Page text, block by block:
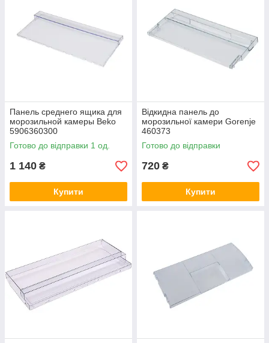
Панель среднего ящика для
морозильной камеры Beko
5906360300
Готово до відправки 1 од.
1 140 ₴
Купити
Відкидна панель до
морозильної камери Gorenje
460373
Готово до відправки
720 ₴
Купити